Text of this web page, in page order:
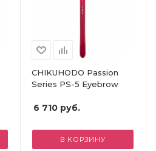
CHIKUHODO Passion
Series PS-5 Eyebrow
6 710руб.
В КОРЗИНУ